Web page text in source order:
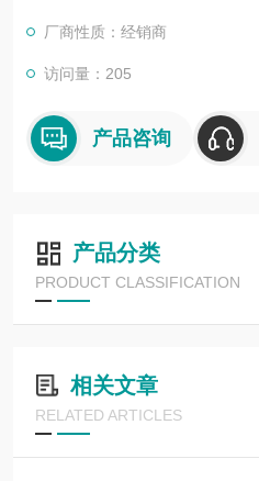
厂商性质：经销商
访问量：205
产品咨询
产品分类
PRODUCT CLASSIFICATION
相关文章
RELATED ARTICLES